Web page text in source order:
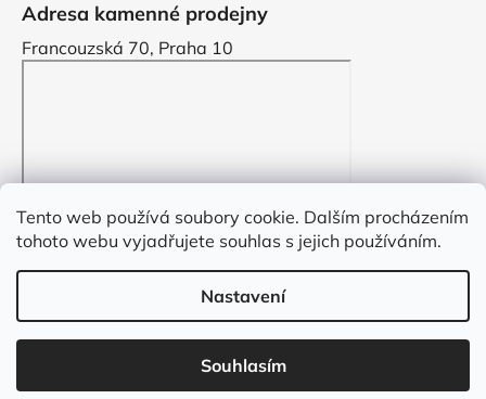
Tento web používá soubory cookie. Dalším procházením
tohoto webu vyjadřujete souhlas s jejich používáním.
Nastavení
Souhlasím
Adresa kamenné prodejny
Francouzská 70, Praha 10
VYZDOBENO.CZ
vyhrazena.